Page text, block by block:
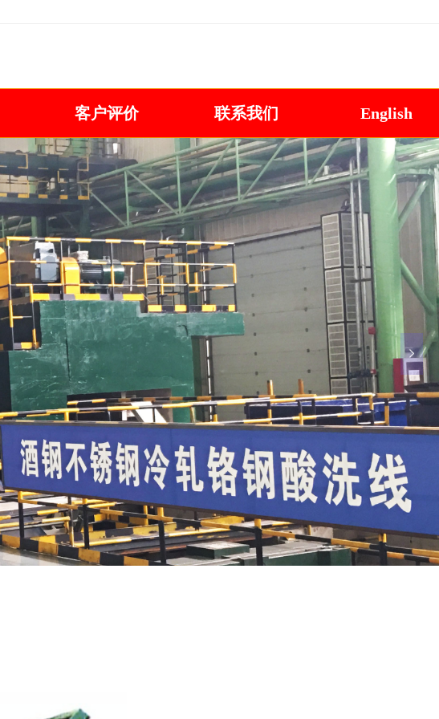
客户评价 联系我们 English
抛丸机咨询热线:13806391438 0532-86110910
넲